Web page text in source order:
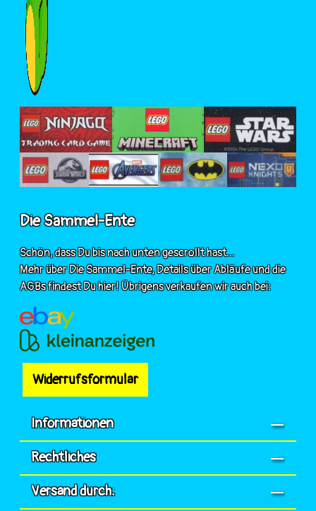
Die Sammel-Ente
Schön, dass Du bis nach unten gescrollt hast...
Mehr über Die Sammel-Ente, Details über Abläufe und die
AGBs findest Du hier! Übrigens verkaufen wir auch bei:
Widerrufsformular
Informationen
Rechtliches
Versand durch: